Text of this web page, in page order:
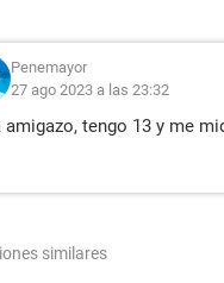
Penemayor
27 ago 2023 a las 23:32
amigazo, tengo 13 y me
similares